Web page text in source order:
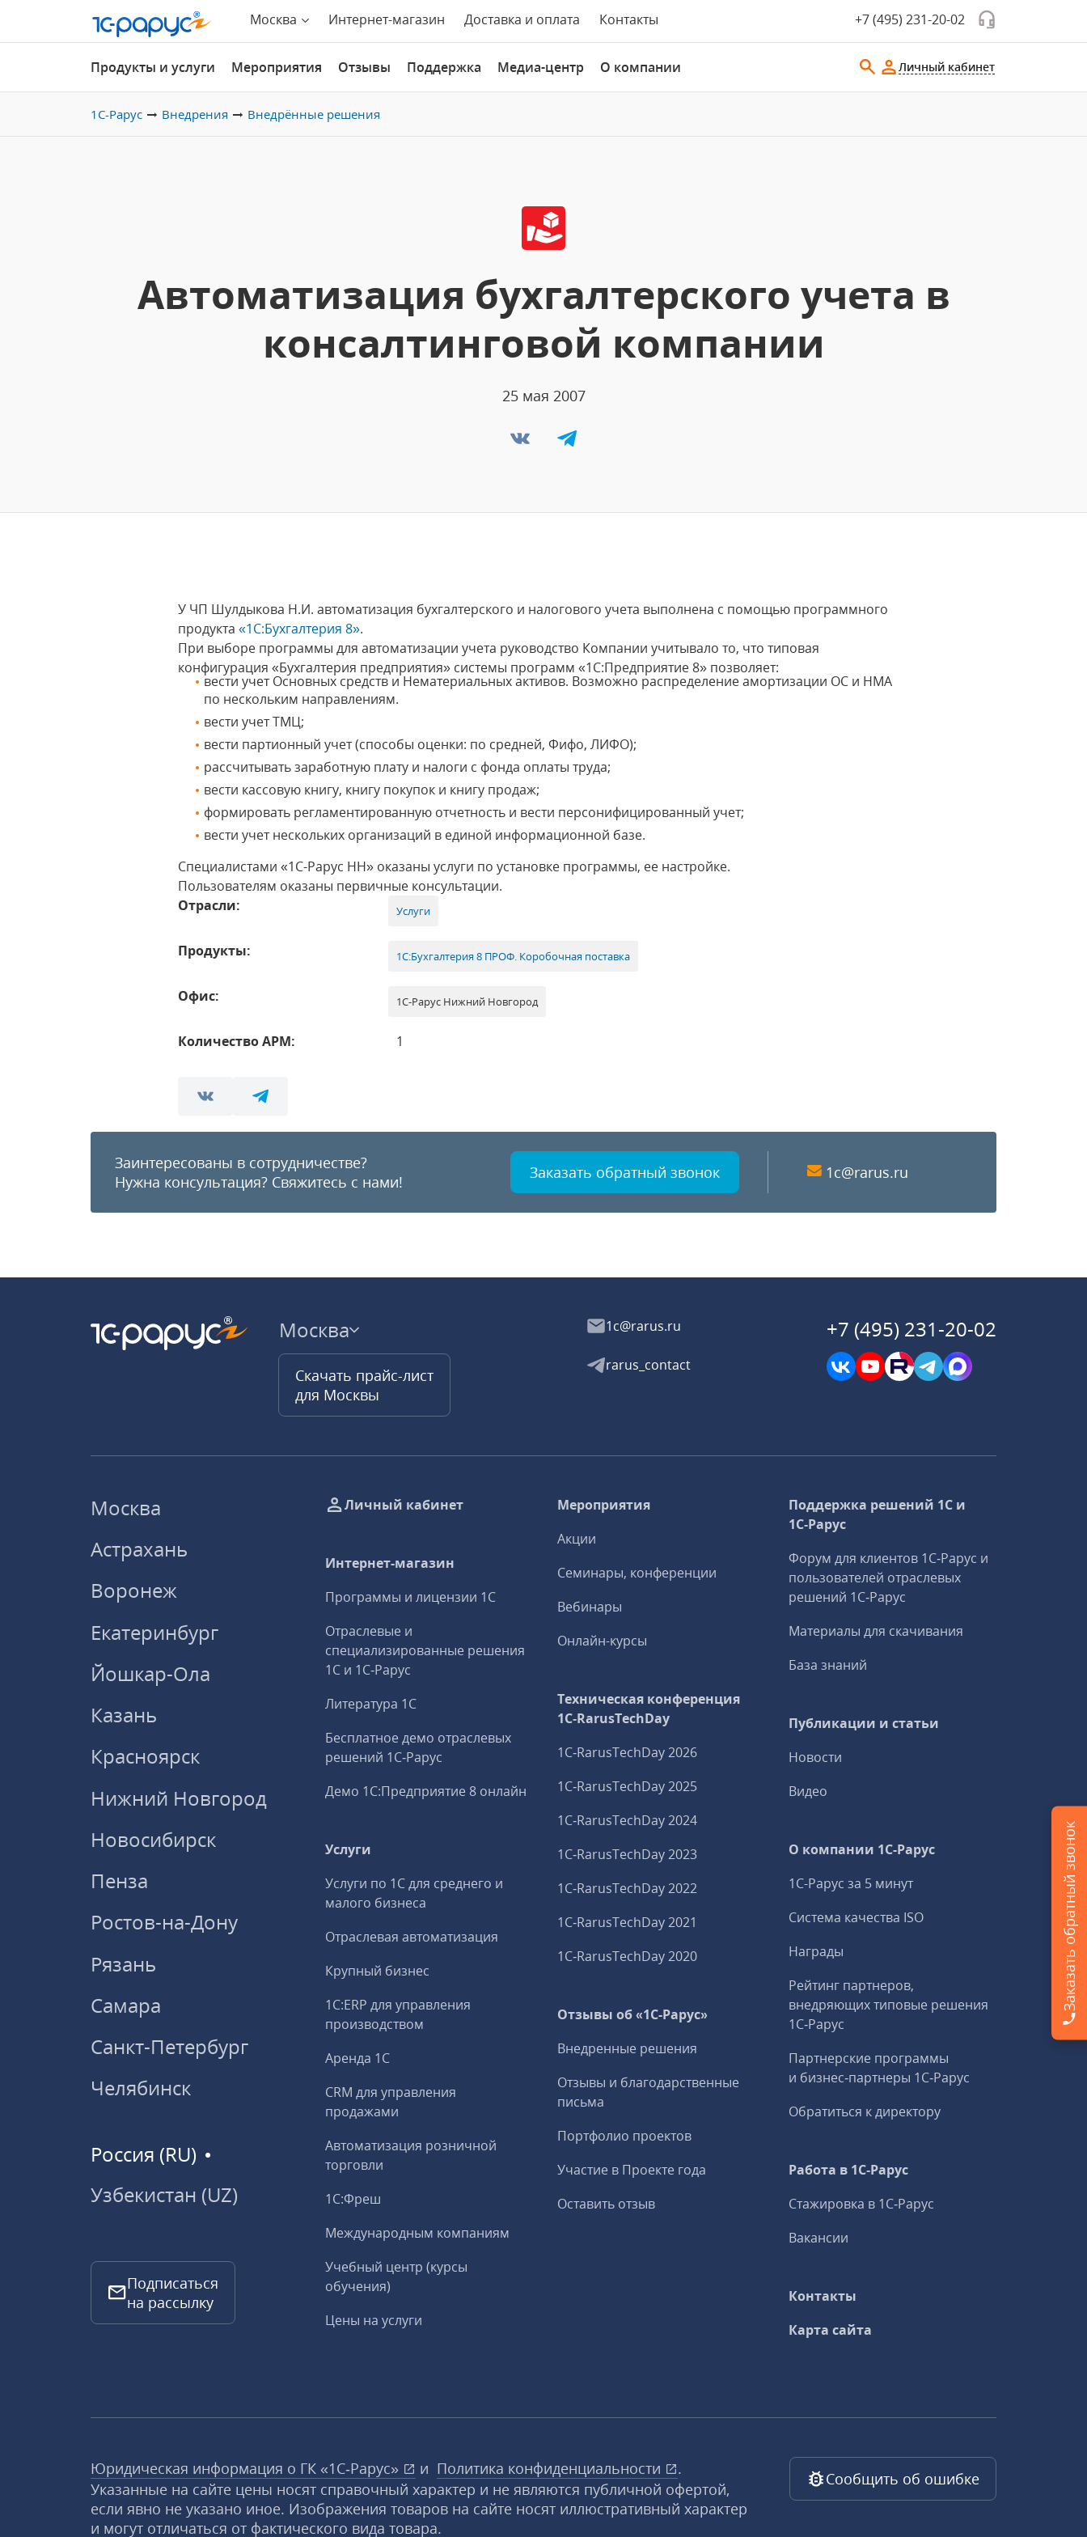
Москва Интернет-магазин Доставка и оплата Контакты +7 (495) 231-20-02
Продукты и услуги Мероприятия Отзывы Поддержка Медиа-центр О компании Личный кабинет
1С-Рарус Внедрения Внедрённые решения
Автоматизация бухгалтерского учета в
консалтинговой компании
25 мая 2007
У ЧП Шулдыкова Н.И. автоматизация бухгалтерского и налогового учета выполнена с помощью программного
продукта«1С:Бухгалтерия 8».
При выборе программы для автоматизации учета руководство Компании учитывало то, что типовая
конфигурация «Бухгалтерия предприятия» системы программ «1С:Предприятие 8» позволяет:
вести учет Основных средств и Нематериальных активов. Возможно распределение амортизации ОС и НМА
по нескольким направлениям.
вести учет ТМЦ;
вести партионный учет (способы оценки: по средней, Фифо, ЛИФО);
рассчитывать заработную плату и налоги с фонда оплаты труда;
вести кассовую книгу, книгу покупок и книгу продаж;
формировать регламентированную отчетность и вести персонифицированный учет;
вести учет нескольких организаций в единой информационной базе.
Специалистами «1С-Рарус НН» оказаны услуги по установке программы, ее настройке.
Пользователям оказаны первичные консультации.
Отрасли:
Услуги
Продукты: 1С:Бухгалтерия 8 ПРОФ. Коробочная поставка
Офис: 1С-Рарус Нижний Новгород
Количество АРМ: 1
Заинтересованы в сотрудничестве?
Нужна консультация? Свяжитесь с нами! Заказать обратный звонок 1c@rarus.ru
Москва
Скачать прайс-лист
для Москвы
1c@rarus.ru
rarus_contact
+7 (495) 231-20-02
Москва
Астрахань
Воронеж
Екатеринбург
Йошкар-Ола
Казань
Красноярск
Нижний Новгород
Новосибирск
Пенза
Ростов-на-Дону
Рязань
Самара
Санкт-Петербург
Челябинск
Россия (RU)
Узбекистан (UZ)
Подписаться
на рассылку
Личный кабинет
Интернет-магазин
Программы и лицензии 1С
Отраслевые и
специализированные решения
1С и 1С‑Рарус
Литература 1С
Бесплатное демо отраслевых
решений 1С‑Рарус
Демо 1С:Предприятие 8 онлайн
Услуги
Услуги по 1С для среднего и
малого бизнеса
Отраслевая автоматизация
Крупный бизнес
1С:ERP для управления
производством
Аренда 1С
CRM для управления
продажами
Автоматизация розничной
торговли
1С:Фреш
Международным компаниям
Учебный центр (курсы
обучения)
Цены на услуги
Мероприятия
Акции
Семинары, конференции
Вебинары
Онлайн-курсы
Техническая конференция
1C‑RarusTechDay
1C‑RarusTechDay 2026
1C‑RarusTechDay 2025
1C‑RarusTechDay 2024
1C‑RarusTechDay 2023
1C‑RarusTechDay 2022
1C‑RarusTechDay 2021
1C‑RarusTechDay 2020
Отзывы об «1С-Рарус»
Внедренные решения
Отзывы и благодарственные
письма
Портфолио проектов
Участие в Проекте года
Оставить отзыв
Поддержка решений 1С и
1С‑Рарус
Форум для клиентов 1С‑Рарус и
пользователей отраслевых
решений 1С‑Рарус
Материалы для скачивания
База знаний
Публикации и статьи
Новости
Видео
О компании 1C-Рарус
1С-Рарус за 5 минут
Система качества ISO
Награды
Рейтинг партнеров,
внедряющих типовые решения
1С‑Рарус
Партнерские программы
и бизнес‑партнеры 1С‑Рарус
Обратиться к директору
Работа в 1С‑Рарус
Стажировка в 1С‑Рарус
Вакансии
Контакты
Карта сайта
Юридическая информация о ГК «1С‑Рарус» и Политика конфиденциальности
.
Указанные на сайте цены носят справочный характер и не являются публичной офертой,
если явно не указано иное. Изображения товаров на сайте носят иллюстративный характер
и могут отличаться от фактического вида товара.
Сообщить об ошибке
Заказать обратный звонок